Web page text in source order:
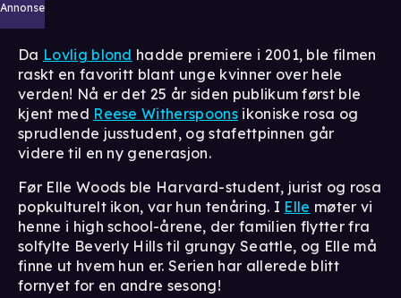
Annonse
Da Lovlig blond hadde premiere i 2001, ble filmen
raskt en favoritt blant unge kvinner over hele
verden! Nå er det 25 år siden publikum først ble
kjent med Reese Witherspoonsikoniske rosa og
sprudlende jusstudent, og stafettpinnen går
videre til en ny generasjon.
Før Elle Woods ble Harvard-student, jurist og rosa
popkulturelt ikon, var hun tenåring. I Elle møter vi
henne i high school-årene, der familien flytter fra
solfylte Beverly Hills til grungy Seattle, og Elle må
finne ut hvem hun er. Serien har allerede blitt
fornyet for en andre sesong!